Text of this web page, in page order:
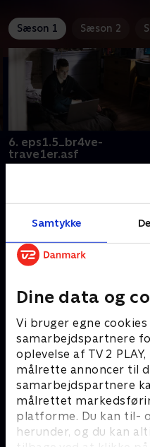
Samtykke
Dine data og
Vi bruger egne
samarbejdspartnere
oplevelse af TV 2
målrette annoncer til
samarbejdspartnere
målrettet
platforme. Du kan til-
herunder, og du kan
Sæson 1 Sæson 2
6. eps1.5_br4ve-
trave1er.asf
mors død.
20. september 2022 • 42 min
Andre så også
Granite Harbour
Krimi & Spænding • 2